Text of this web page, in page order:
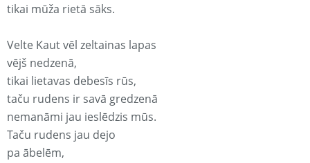
tikai mūža rietā sāks.
Velte Kaut vēl zeltainas lapas
vējš nedzenā,
tikai lietavas debesīs rūs,
taču rudens ir savā gredzenā
nemanāmi jau ieslēdzis mūs.
Taču rudens jau dejo
pa ābelēm,